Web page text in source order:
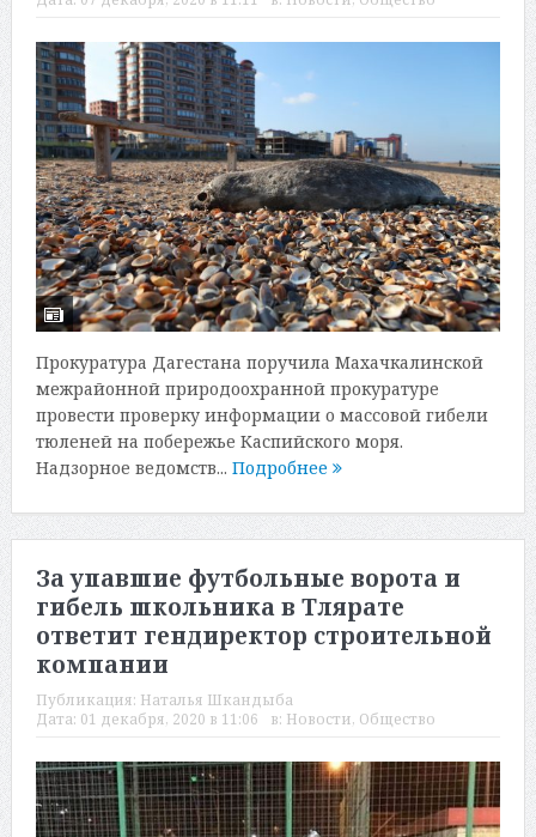
Прокуратура Дагестана поручила Махачкалинской
межрайонной природоохранной прокуратуре
провести проверку информации о массовой гибели
тюленей на побережье Каспийского моря.
Надзорное ведомств... Подробнее
За упавшие футбольные ворота и
гибель школьника в Тлярате
ответит гендиректор строительной
компании
Публикация: Наталья Шкандыба
Дата: 01 декабря, 2020 в 11:06 в: Новости, Общество